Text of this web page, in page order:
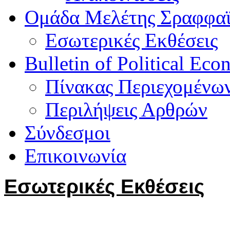
Ομάδα Μελέτης
Εσωτερικές Εκθέσεις
Bulletin of Political
Πίνακας
Περιλήψεις Αρθρών
Σύνδεσμοι
Επικοινωνία
Εσωτερικές Εκθέσεις